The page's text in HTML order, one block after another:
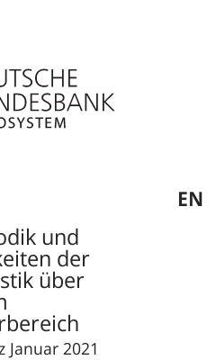
EN
und
der
über
Januar 2021